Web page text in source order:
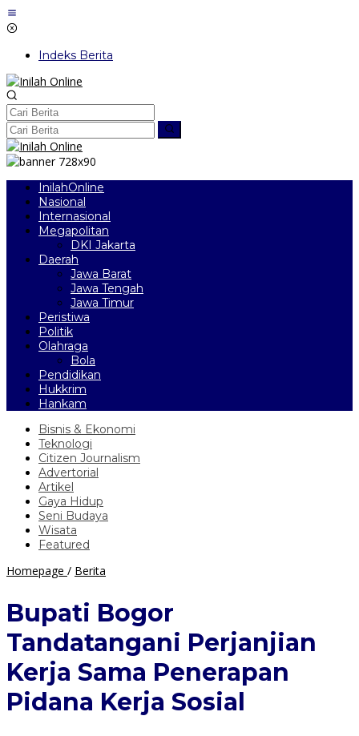
Lewati
ke
Indeks Berita
InilahOnline
Nasional
Internasional
Megapolitan
DKI Jakarta
Daerah
Jawa Barat
Jawa Tengah
Jawa Timur
Peristiwa
Politik
Olahraga
Bola
Pendidikan
Hukkrim
Hankam
Bisnis & Ekonomi
Teknologi
Citizen Journalism
Advertorial
Artikel
Gaya Hidup
Seni Budaya
Wisata
Featured
Homepage / Berita
Tandatangani
Perjanjian
Sama
Penerapan
Pidana
Kerja
Sosial
Bupati Bogor
Tandatangani Perjanjian
Kerja Sama Penerapan
Pidana Kerja Sosial